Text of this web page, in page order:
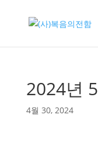
2024년
4월 30, 2024